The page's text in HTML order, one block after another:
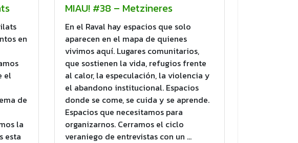
en
el
de
la
esta
MIAU! #38 – Metzineres
En el Raval hay espacios que solo
aparecen en el mapa de quienes
vivimos aquí. Lugares comunitarios,
que sostienen la vida, refugios frente
al calor, la especulación, la violencia y
el abandono institucional. Espacios
donde se come, se cuida y se aprende.
Espacios que necesitamos para
organizarnos. Cerramos el ciclo
veraniego de entrevistas con un …